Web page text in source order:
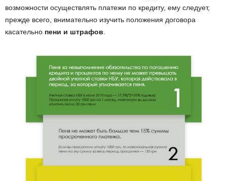
возможности осуществлять платежи по кредиту, ему следует,
прежде всего, внимательно изучить положения договора
касательно пени и штрафов